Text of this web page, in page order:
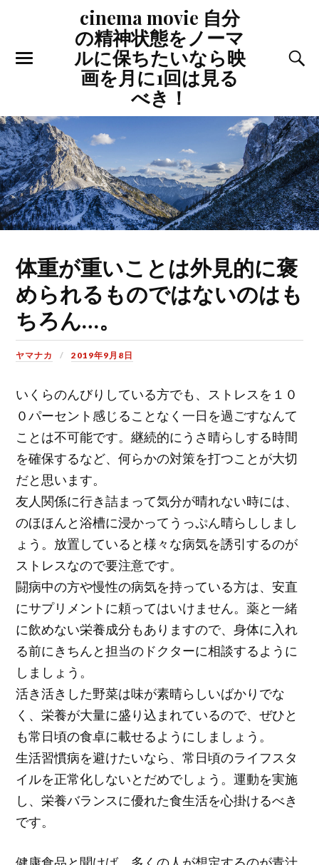
cinema movie 自分
の精神状態をノーマ
ルに保ちたいなら映
画を月に1回は見る
べき！
体重が重いことは外見的に褒
められるものではないのはも
ちろん…。
ヤマナカ 2019年9月8日
いくらのんびりしている方でも、ストレスを１０
０パーセント感じることなく一日を過ごすなんて
ことは不可能です。継続的にうさ晴らしする時間
を確保するなど、何らかの対策を打つことが大切
だと思います。
友人関係に行き詰まって気分が晴れない時には、
のほほんと浴槽に浸かってうっぷん晴らししまし
ょう。放置していると様々な病気を誘引するのが
ストレスなので要注意です。
闘病中の方や慢性の病気を持っている方は、安直
にサプリメントに頼ってはいけません。薬と一緒
に飲めない栄養成分もありますので、身体に入れ
る前にきちんと担当のドクターに相談するように
しましょう。
活き活きした野菜は味が素晴らしいばかりでな
く、栄養が大量に盛り込まれているので、ぜひと
も常日頃の食卓に載せるようにしましょう。
生活習慣病を避けたいなら、常日頃のライフスタ
イルを正常化しないとだめでしょう。運動を実施
し、栄養バランスに優れた食生活を心掛けるべき
です。